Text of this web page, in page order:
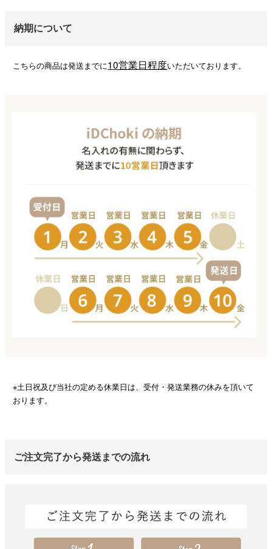
納期について
こちらの商品は発送までに10営業日程度いただいております。
※土日祝及び当社の定める休業日は、受付・発送業務の休みを頂いて
おります。
ご注文完了から発送までの流れ